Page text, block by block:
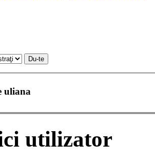
uliana
utilizator